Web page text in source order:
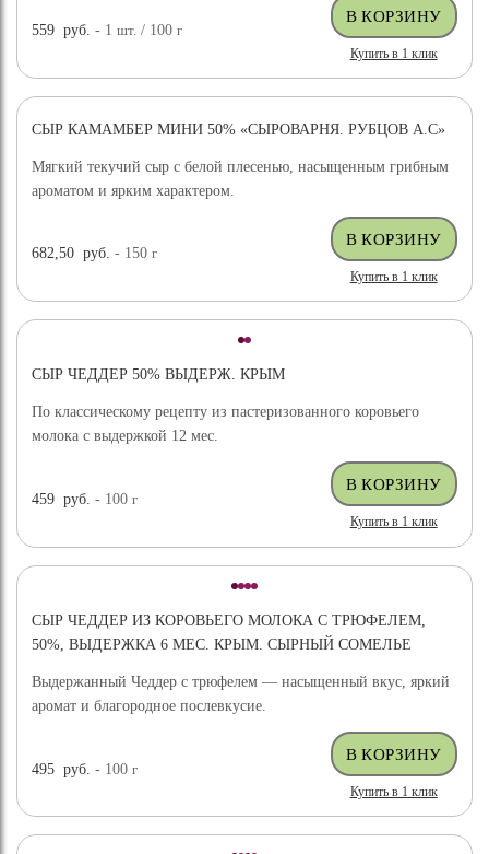
559 руб. - 1шт. / 100г
Купить в 1 клик
СЫР КАМАМБЕР МИНИ 50% «СЫРОВАРНЯ. РУБЦОВ А.С»
Мягкий текучий сыр с белой плесенью, насыщенным грибным
ароматом и ярким характером.
682,50 руб. - 150г
Купить в 1 клик
СЫР ЧЕДДЕР 50% ВЫДЕРЖ. КРЫМ
По классическому рецепту из пастеризованного коровьего
молока с выдержкой 12 мес.
459 руб. - 100г
Купить в 1 клик
СЫР ЧЕДДЕР ИЗ КОРОВЬЕГО МОЛОКА С ТРЮФЕЛЕМ,
50%, ВЫДЕРЖКА 6 МЕС. КРЫМ. СЫРНЫЙ СОМЕЛЬЕ
Выдержанный Чеддер с трюфелем — насыщенный вкус, яркий
аромат и благородное послевкусие.
495 руб. - 100г
Купить в 1 клик